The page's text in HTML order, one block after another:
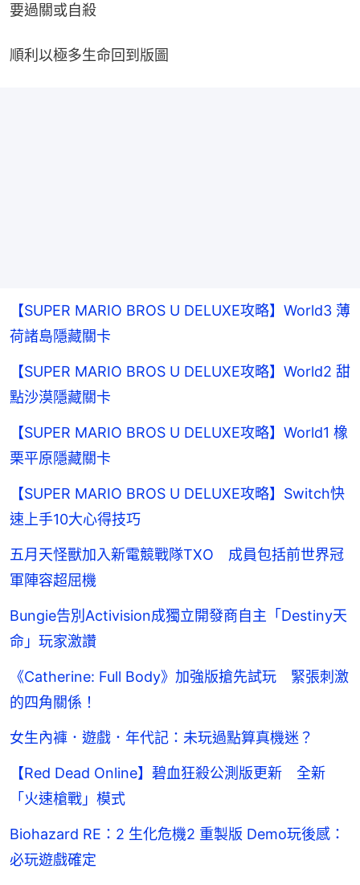
要過關或自殺
順利以極多生命回到版圖
【SUPER MARIO BROS U DELUXE攻略】World3 薄
荷諸島隱藏關卡
【SUPER MARIO BROS U DELUXE攻略】World2 甜
點沙漠隱藏關卡
【SUPER MARIO BROS U DELUXE攻略】World1 橡
栗平原隱藏關卡
【SUPER MARIO BROS U DELUXE攻略】Switch快
速上手10大心得技巧
五月天怪獸加入新電競戰隊TXO 成員包括前世界冠
軍陣容超屈機
Bungie告別Activision成獨立開發商自主「Destiny天
命」玩家激讚
《Catherine: Full Body》加強版搶先試玩 緊張刺激
的四角關係！
女生內褲．遊戲．年代記：未玩過點算真機迷？
【Red Dead Online】碧血狂殺公測版更新 全新
「火速槍戰」模式
Biohazard RE：2 生化危機2 重製版 Demo玩後感：
必玩遊戲確定